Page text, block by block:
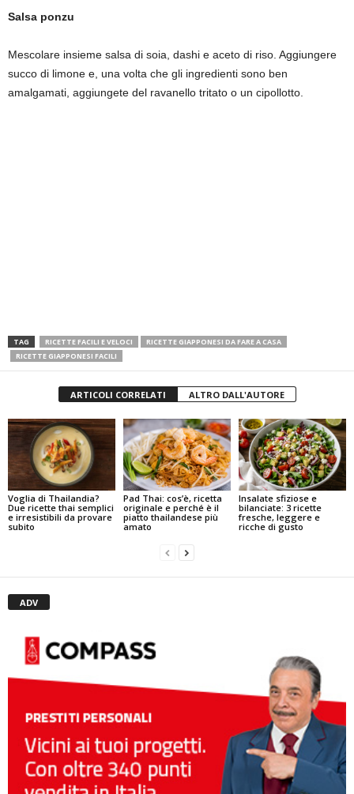
Salsa ponzu
Mescolare insieme salsa di soia, dashi e aceto di riso. Aggiungere
succo di limone e, una volta che gli ingredienti sono ben
amalgamati, aggiungete del ravanello tritato o un cipollotto.
TAG RICETTE FACILI E VELOCI
RICETTE GIAPPONESI DA FARE A CASA
RICETTE GIAPPONESI FACILI
ARTICOLI CORRELATI ALTRO DALL'AUTORE
Voglia di Thailandia?
Due ricette thai semplici
e irresistibili da provare
subito
Pad Thai: cos’è, ricetta
originale e perché è il
piatto thailandese più
amato
Insalate sfiziose e
bilanciate: 3 ricette
fresche, leggere e
ricche di gusto
ADV